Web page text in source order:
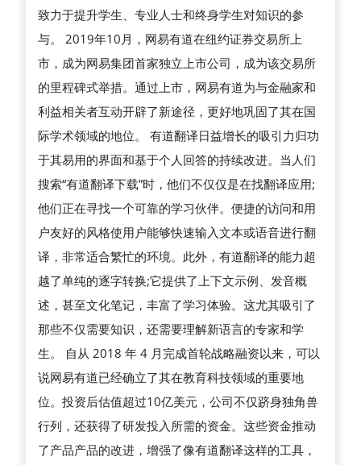
致力于提升学生、专业人士和终身学生对知识的参
与。 2019年10月，网易有道在纽约证券交易所上
市，成为网易集团首家独立上市公司，成为该交易所
的里程碑式举措。通过上市，网易有道为与金融家和
利益相关者互动开辟了新途径，更好地巩固了其在国
际学术领域的地位。 有道翻译日益增长的吸引力归功
于其易用的界面和基于个人回答的持续改进。当人们
搜索“有道翻译下载”时，他们不仅仅是在找翻译应用;
他们正在寻找一个可靠的学习伙伴。便捷的访问和用
户友好的风格使用户能够快速输入文本或语音进行翻
译，非常适合繁忙的环境。此外，有道翻译的能力超
越了单纯的逐字转换;它提供了上下文示例、发音概
述，甚至文化笔记，丰富了学习体验。这尤其吸引了
那些不仅需要知识，还需要理解新语言的专家和学
生。 自从 2018 年 4 月完成首轮战略融资以来，可以
说网易有道已经确立了其在教育科技领域的重要地
位。投资后估值超过10亿美元，公司不仅跻身独角兽
行列，还获得了研发投入所需的资金。这些资金推动
了产品产品的改进，增强了像有道翻译这样的工具，